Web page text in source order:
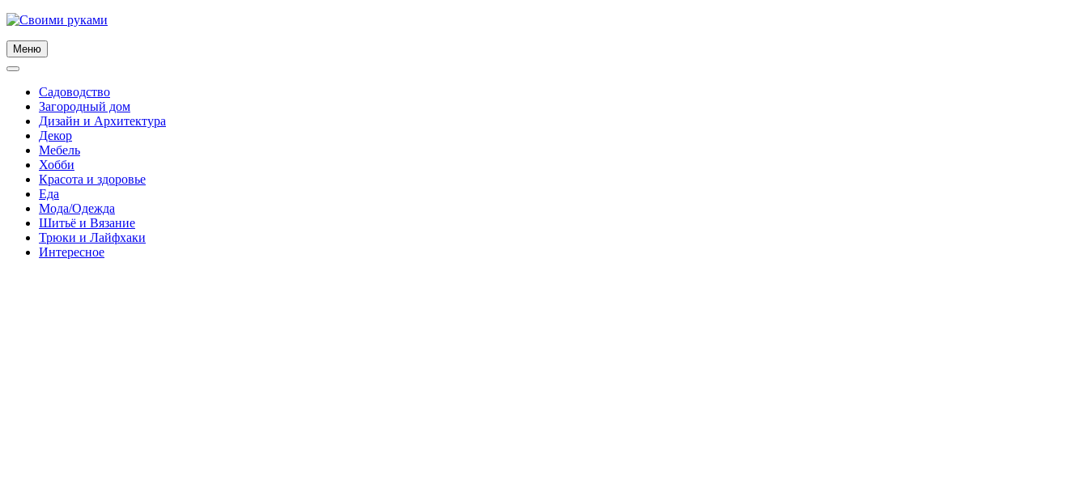
Skip
content
Меню
Садоводство
Загородный дом
Дизайн и Архитектура
Декор
Мебель
Хобби
Красота и здоровье
Еда
Мода/Одежда
Шитьё и Вязание
Трюки и Лайфхаки
Интересное